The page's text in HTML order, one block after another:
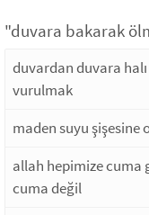
"duvara bakarak
duvardan duvara
vurulmak
maden suyu
allah hepimize cuma
cuma değil